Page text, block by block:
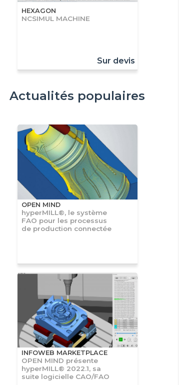
HEXAGON
NCSIMUL MACHINE
Sur devis
Actualités populaires
OPEN MIND
hyperMILL®, le système
FAO pour les processus
de production connectée
INFOWEB MARKETPLACE
OPEN MIND présente
hyperMILL® 2022.1, sa
suite logicielle CAO/FAO